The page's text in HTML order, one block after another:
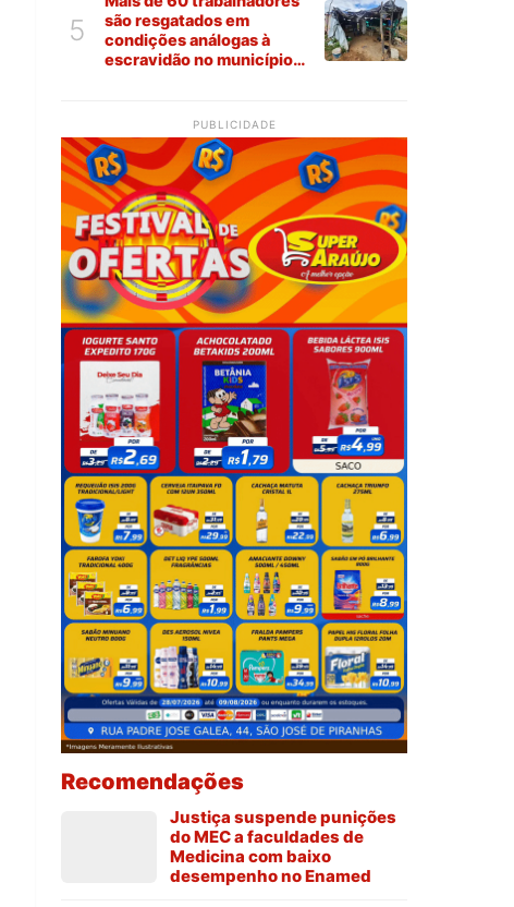
5
são resgatados em
condições análogas à
escravidão no município
PUBLICIDADE
Recomendações
Justiça suspende punições
do MEC a faculdades de
Medicina com baixo
desempenho no Enamed